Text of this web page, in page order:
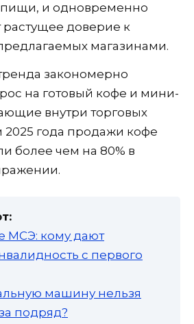
пищи, и одновременно
доверие к
магазинами.
закономерно
на готовый кофе и мини-
внутри торговых
2025 года продажи кофе
более чем на 80% в
МСЭ: кому дают
с первого
машину нельзя
подряд?